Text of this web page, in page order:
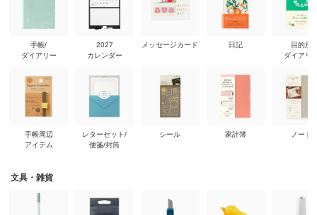
手帳/
ダイアリー
手帳周辺
アイテム
2027
カレンダー
レターセット/
便箋/封筒
メッセージカード
シール
日記
家計簿
目的別
ダイアリ
ノート
文具・雑貨